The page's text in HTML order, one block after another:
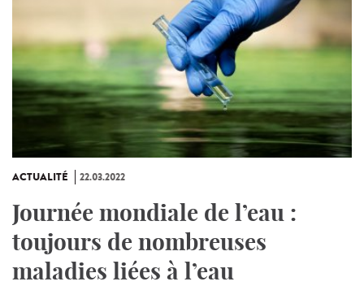
ACTUALITÉ 22.03.2022
Journée mondiale de l’eau :
toujours de nombreuses
maladies liées à l’eau